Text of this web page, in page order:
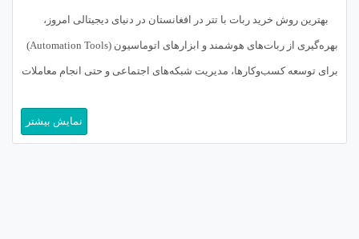
بهترین روش خرید ربات با تتر در افغانستان در دنیای دیجیتالی امروز،
بهره‌گیری از ربات‌های هوشمند و ابزارهای اتوماسیون (Automation Tools)
برای توسعه کسب‌وکارها، مدیریت شبکه‌های اجتماعی و حتی انجام معاملات
نمایش بیشتر